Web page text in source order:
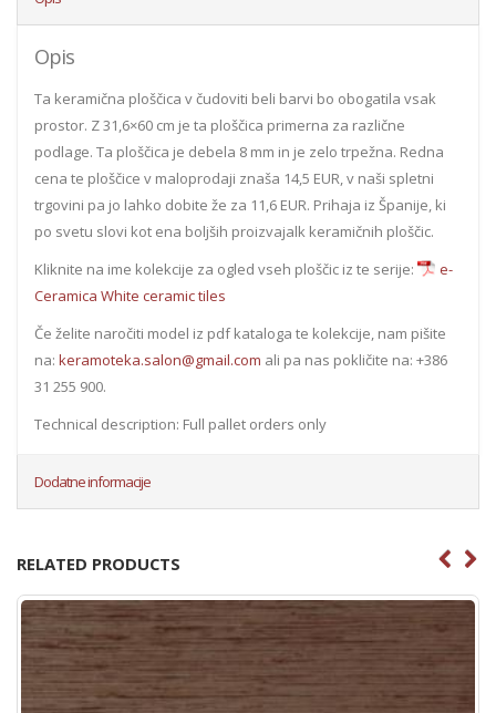
Opis
Ta keramična ploščica v čudoviti beli barvi bo obogatila vsak
prostor. Z 31,6×60 cm je ta ploščica primerna za različne
podlage. Ta ploščica je debela 8 mm in je zelo trpežna. Redna
cena te ploščice v maloprodaji znaša 14,5 EUR, v naši spletni
trgovini pa jo lahko dobite že za 11,6 EUR. Prihaja iz Španije, ki
po svetu slovi kot ena boljših proizvajalk keramičnih ploščic.
Kliknite na ime kolekcije za ogled vseh ploščic iz te serije:
e-
Ceramica White ceramic tiles
Če želite naročiti model iz pdf kataloga te kolekcije, nam pišite
na: keramoteka.salon@gmail.com ali pa nas pokličite na: +386
31 255 900.
Technical description: Full pallet orders only
Dodatne informacije
RELATED PRODUCTS